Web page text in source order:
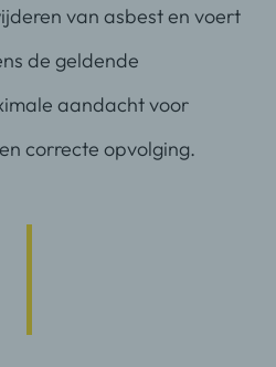
van asbest en voert
de geldende
aandacht voor
correcte opvolging.